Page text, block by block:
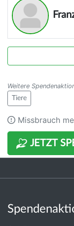
JETZT
Weitere
Tiere
Missbrauch